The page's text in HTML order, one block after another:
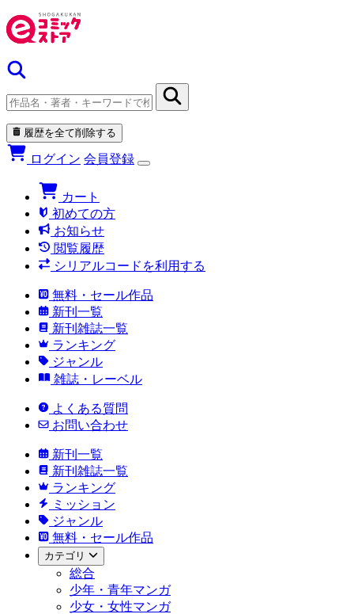
履歴を全て削除する
ログイン 会員登録
カート
初めての方
お知らせ
閲覧履歴
シリアルコードを利用する
無料・セール作品
新刊一覧
新刊雑誌一覧
ランキング
ジャンル
雑誌・レーベル
よくある質問
お問い合わせ
新刊一覧
新刊雑誌一覧
ランキング
ミッション
ジャンル
無料・セール作品
カテゴリ
総合
少年・青年マンガ
少女・女性マンガ